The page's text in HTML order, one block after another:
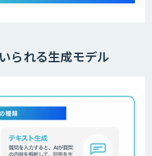
られる生成モデル